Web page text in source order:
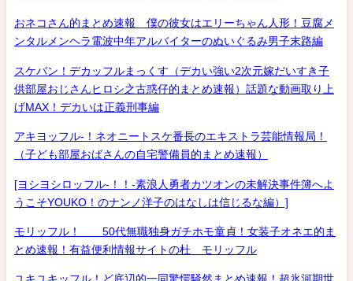
おネコさん的まとめ速報 僕の彼女はエリーちゃん人形！豆腐メ
ンタルメンヘラ電波中年アルバイターのぬいぐるみ男子末路編
スケバン！デカッフルまっくす（デカい強い2次元嫁だいすき子
供部屋おじさんヒロシ之古惑仔的まとめ速報）話題な動画取り上
げMAX！デカいは正義刑事編
アキヨッフル-！ネオニートスケ番長のエキストラ芸能情報局！
（子ども部屋おばさんの自宅警備員的まとめ速報）
[ヨシヨシロッフル-！！-素浪人勇者カツオンの未解決事件簿へよ
うこそYOUKO！のナンノ洋子のはなしは信じるな編）]
モリッフル！ 50代無職独身ガチホモ童貞！女装子オネエ的ま
とめ速報！有益便利情報サイトの杜 モリッフル